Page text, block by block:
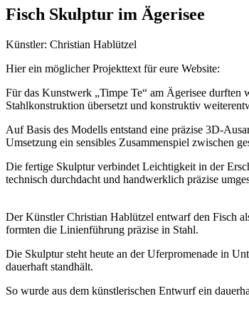
Fisch Skulptur im Ägerisee
Künstler: Christian Hablützel
Hier ein möglicher Projekttext für eure Website:
Für das Kunstwerk „Timpe Te“ am Ägerisee
Stahlkonstruktion übersetzt und konstruktiv
Auf Basis des Modells entstand eine präzise 3D-
Umsetzung ein sensibles Zusammenspiel zwischen
Die fertige Skulptur verbindet Leichtigkeit in der
technisch durchdacht und handwerklich präzise
Der Künstler Christian Hablützel entwarf den Fisch
formten die Linienführung präzise in Stahl.
Die Skulptur steht heute an der Uferpromenade in
dauerhaft standhält.
So wurde aus dem künstlerischen Entwurf ein